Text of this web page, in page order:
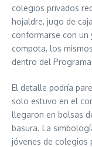
colegios privados
hojaldre, jugo de
conformarse con un
compota, los
dentro del Programa
El detalle podría
solo estuvo en el
llegaron en bolsas
basura. La
jóvenes de colegios